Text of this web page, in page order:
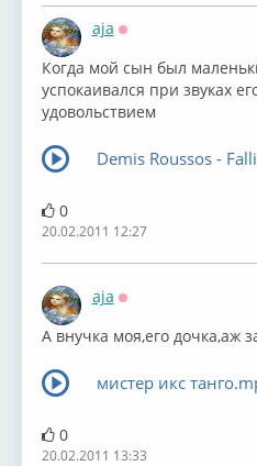
aja
Когда мой сын был
успокаивался при звуках
удовольствием
Demis Roussos -
0
20.02.2011 12:27
aja
А внучка моя,его дочка,аж
мистер икс
0
20.02.2011 13:33